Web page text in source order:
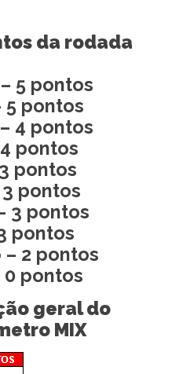
da rodada
5 pontos
5 pontos
4 pontos
pontos
pontos
pontos
3 pontos
pontos
– 2 pontos
0 pontos
geral do
MIX